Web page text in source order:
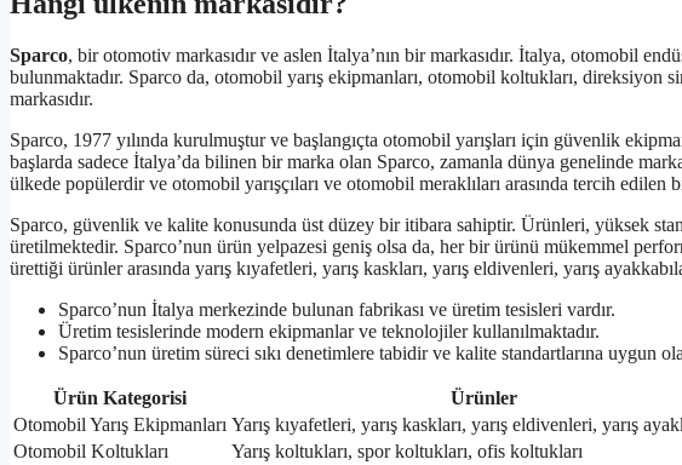
Sparco, bir otomotiv markasıdır ve aslen İtalya’nın bir markasıdır. İtalya, otomobil
bulunmaktadır. Sparco da, otomobil yarış ekipmanları, otomobil koltukları, direksiyon
markasıdır.
Sparco, 1977 yılında kurulmuştur ve başlangıçta otomobil yarışları için güvenlik
başlarda sadece İtalya’da bilinen bir marka olan Sparco, zamanla dünya genelinde
ülkede popülerdir ve otomobil yarışçıları ve otomobil meraklıları arasında tercih edilen
Sparco, güvenlik ve kalite konusunda üst düzey bir itibara sahiptir. Ürünleri, yüksek
üretilmektedir. Sparco’nun ürün yelpazesi geniş olsa da, her bir ürünü mükemmel
ürettiği ürünler arasında yarış kıyafetleri, yarış kaskları, yarış eldivenleri, yarış
Sparco’nun İtalya merkezinde bulunan fabrikası ve üretim tesisleri vardır.
Üretim tesislerinde modern ekipmanlar ve teknolojiler kullanılmaktadır.
Sparco’nun üretim süreci sıkı denetimlere tabidir ve kalite standartlarına uygun
Ürün Kategorisi
Ürünler
Otomobil Yarış Ekipmanları Yarış kıyafetleri, yarış kaskları, yarış eldivenleri, yarış
Otomobil Koltukları
Yarış koltukları, spor koltukları, ofis koltukları